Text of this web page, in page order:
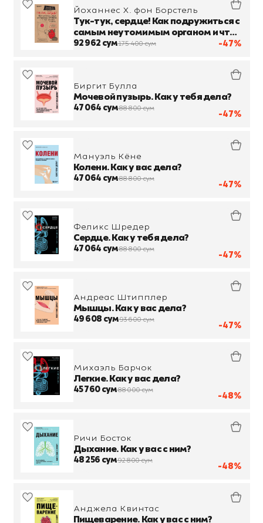
-47%
Йоханнес Х. фон Борстель
Тук-тук, сердце! Как подружиться с
самым неутомимым органом и что
будет, если этого не сделать
92 962 сум175 400 сум
-47%
Биргит Булла
Мочевой пузырь. Как у тебя дела?
47 064 сум88 800 сум
-47%
Мануэль Кёне
Колени. Как у вас дела?
47 064 сум88 800 сум
-47%
Феликс Шредер
Сердце. Как у тебя дела?
47 064 сум88 800 сум
-47%
Андреас Штипплер
Мышцы. Как у вас дела?
49 608 сум93 600 сум
-48%
Михаэль Барчок
Легкие. Как у вас дела?
45 760 сум88 000 сум
-48%
Ричи Босток
Дыхание. Как у вас с ним?
48 256 сум92 800 сум
Анджела Квинтас
Пищеварение. Как у вас с ним?